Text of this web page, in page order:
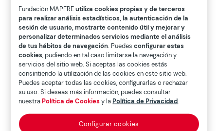
que la tiene embelesada desde hace
décadas. Si, el arte del Renacimiento tiene un
valor incalculable, pero Judi considera que es
un poco naif. Las figuras de dos dimensiones,
sin ningún tipo de sentimiento expresado ni
en sus caras, ni en sus gestos, no provocan en
Judi nada más que una sensación de
fugacidad del tiempo. La vida repleta de
colores y belleza natural de un Goya joven,
que contrasta con las pinturas oscuras de sus
últimos tiempos, provocan en Judi una
Fundación MAPFREutiliza cookies propias y de terceros
para realizar análisis estadísticos, la autenticación de la
sesión de usuario, mostrarte contenido útil y mejorar y
personalizar determinados servicios mediante el análisis
de tus hábitos de navegación. Puedesconfigurar estas
cookies, pudiendo en tal caso limitarse la navegación y
servicios del sitio web. Si aceptas las cookies estás
consintiendo la utilización de las cookies en este sitio web.
Puedes aceptar todas las cookies, configurarlas o rechazar
su uso. Si deseas más información, puedes consultar
nuestraPolítica de Cookiesy laPolítica de Privacidad.
Configurar cookies